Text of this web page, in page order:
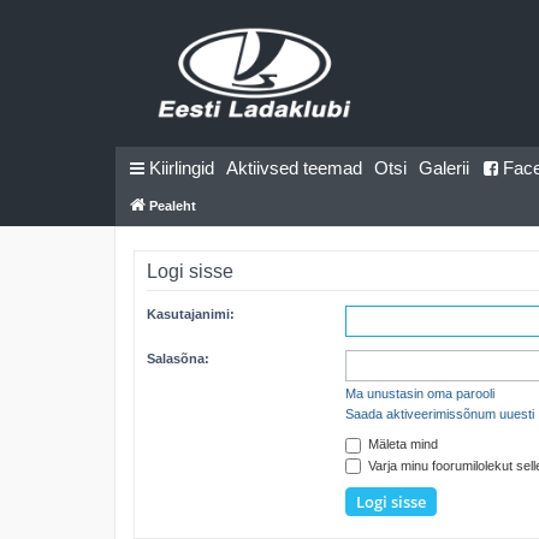
Kiirlingid Aktiivsed teemad Otsi Galerii
Pealeht
Logi sisse
Kasutajanimi:
Salasõna:
Ma unustasin oma parooli
Saada aktiveerimissõnum uuesti
Mäleta mind
Varja minu foorumilolekut